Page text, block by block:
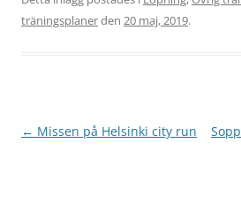
träningsplanerden 20 maj, 2019.
Inläggsnavigering
← Missen på Helsinki city run